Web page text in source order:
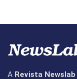
A Revista Newslab